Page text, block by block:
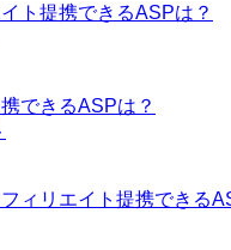
ト提携できるASPは？
できるASPは？
ィリエイト提携できる